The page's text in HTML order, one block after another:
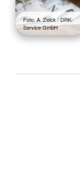
Foto: A. Zelck / DRK-
Service GmbH